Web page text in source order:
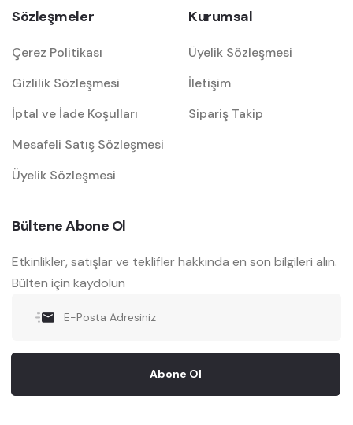
Sözleşmeler
Çerez Politikası
Gizlilik Sözleşmesi
İptal ve İade Koşulları
Mesafeli Satış Sözleşmesi
Üyelik Sözleşmesi
Kurumsal
Üyelik Sözleşmesi
İletişim
Sipariş Takip
Bültene Abone Ol
Etkinlikler, satışlar ve teklifler hakkında en son bilgileri alın.
Bülten için kaydolun
Abone Ol